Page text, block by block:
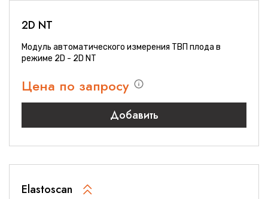
2D NT
Модуль автоматического измерения ТВП плода в
режиме 2D - 2D NT
Цена по запросу
Добавить
Elastoscan